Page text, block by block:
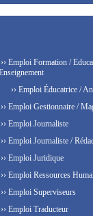
›› Emploi Formation /
›› Emploi Éducatrice /
›› Emploi Gestionnaire /
›› Emploi Journaliste
›› Emploi Journaliste /
›› Emploi Juridique
›› Emploi Ressources
›› Emploi Superviseurs
›› Emploi Traducteur